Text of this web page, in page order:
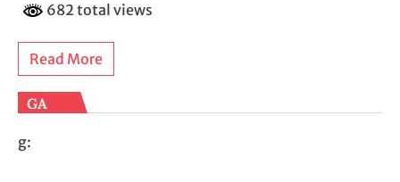
682 total views
Read More
GA
g: